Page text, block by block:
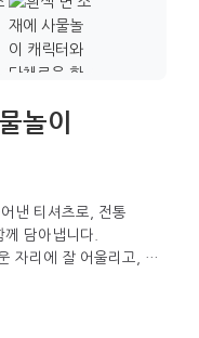
놀이
낸 티셔츠로, 전통
담아냅니다.
자리에 잘 어울리고, 면